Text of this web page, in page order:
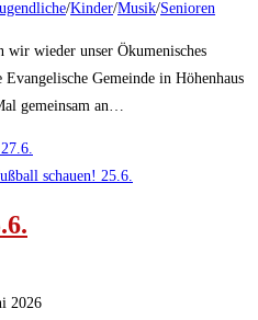
/Kinder/Musik/Senioren
wieder unser Ökumenisches
Gemeinde in Höhenhaus
gemeinsam an…
2026